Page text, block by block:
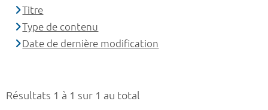
Résultats 1 à 1 sur 1 au total
Titre
Type de contenu
Date de dernière modification